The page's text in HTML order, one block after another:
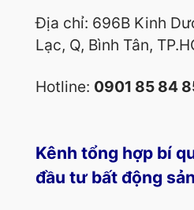
Địa chỉ: 696B Kinh
Lạc, Q, Bình Tân,
Hotline: 0901 85 84
Kênh tổng hợp bí
đầu tư bất động sản